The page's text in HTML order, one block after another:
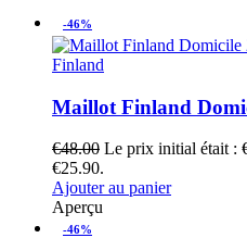
-46%
Finland
Maillot Finland
€48.00 Le prix initial était :
€25.90.
Ajouter au panier
Aperçu
-46%